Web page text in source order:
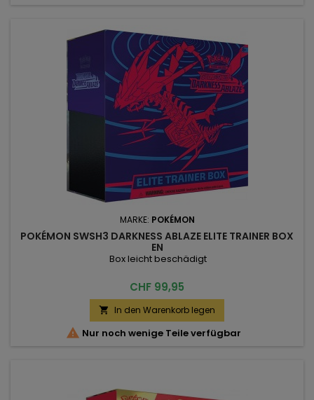
MARKE: POKÉMON
POKÉMON SWSH3 DARKNESS ABLAZE ELITE TRAINER BOX
EN
Box leicht beschädigt
Preis
CHF 99,95
 In den Warenkorb legen
 Nur noch wenige Teile verfügbar